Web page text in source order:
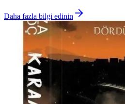
Daha fazla bilgi edinin